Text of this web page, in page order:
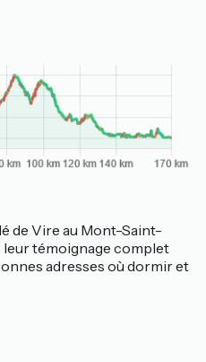
de Vire au Mont-Saint-
leur témoignage complet
adresses où dormir et